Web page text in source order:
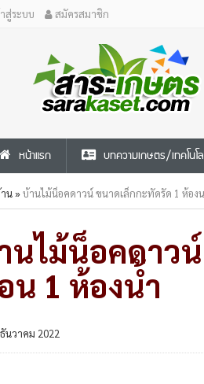
สู่ระบบ สมัครสมาชิก
หน้าแรก บทความเกษตร/เทคโนโ
น»บ้านไม้น็อคดาวน์ ขนาดเล็กกะทัดรัด 1 ห้อง
นไม้น็อคดาว
น 1 ห้องน้ำ
นวาคม 2022